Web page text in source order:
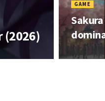
(2026)
GAME